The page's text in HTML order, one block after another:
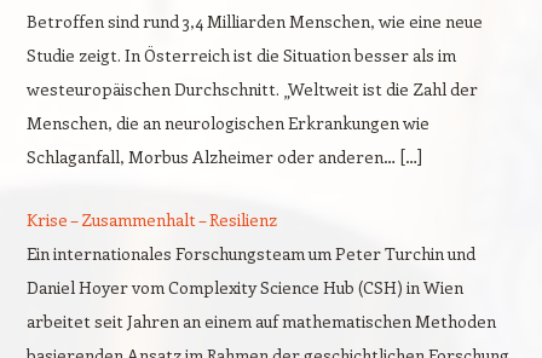
Betroffen sind rund 3,4 Milliarden Menschen, wie eine neue
Studie zeigt. In Österreich ist die Situation besser als im
westeuropäischen Durchschnitt. „Weltweit ist die Zahl der
Menschen, die an neurologischen Erkrankungen wie
Schlaganfall, Morbus Alzheimer oder anderen… […]
Krise – Zusammenhalt – Resilienz
Ein internationales Forschungsteam um Peter Turchin und
Daniel Hoyer vom Complexity Science Hub (CSH) in Wien
arbeitet seit Jahren an einem auf mathematischen Methoden